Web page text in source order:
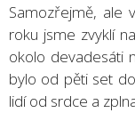
Samozřejmě, ale
roku jsme zvyklí
okolo devadesáti
bylo od pěti set
lidí od srdce a